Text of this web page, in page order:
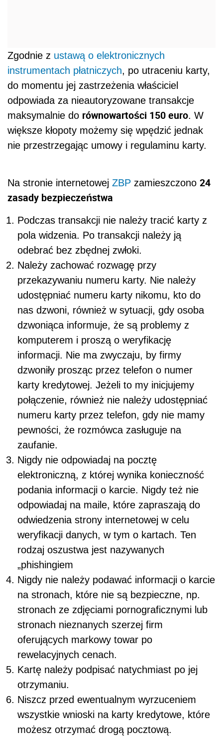
Zgodnie z ustawą o elektronicznych
instrumentach płatniczych, po utraceniu karty,
do momentu jej zastrzeżenia właściciel
odpowiada za nieautoryzowane transakcje
maksymalnie do równowartości 150 euro. W
większe kłopoty możemy się wpędzić jednak
nie przestrzegając umowy i regulaminu karty.
Na stronie internetowej ZBP zamieszczono 24
zasady bezpieczeństwa
Podczas transakcji nie należy tracić karty z
pola widzenia. Po transakcji należy ją
odebrać bez zbędnej zwłoki.
Należy zachować rozwagę przy
przekazywaniu numeru karty. Nie należy
udostępniać numeru karty nikomu, kto do
nas dzwoni, również w sytuacji, gdy osoba
dzwoniąca informuje, że są problemy z
komputerem i proszą o weryfikację
informacji. Nie ma zwyczaju, by firmy
dzwoniły prosząc przez telefon o numer
karty kredytowej. Jeżeli to my inicjujemy
połączenie, również nie należy udostępniać
numeru karty przez telefon, gdy nie mamy
pewności, że rozmówca zasługuje na
zaufanie.
Nigdy nie odpowiadaj na pocztę
elektroniczną, z której wynika konieczność
podania informacji o karcie. Nigdy też nie
odpowiadaj na maile, które zapraszają do
odwiedzenia strony internetowej w celu
weryfikacji danych, w tym o kartach. Ten
rodzaj oszustwa jest nazywanych
„phishingiem
Nigdy nie należy podawać informacji o karcie
na stronach, które nie są bezpieczne, np.
stronach ze zdjęciami pornograficznymi lub
stronach nieznanych szerzej firm
oferujących markowy towar po
rewelacyjnych cenach.
Kartę należy podpisać natychmiast po jej
otrzymaniu.
Niszcz przed ewentualnym wyrzuceniem
wszystkie wnioski na karty kredytowe, które
możesz otrzymać drogą pocztową.